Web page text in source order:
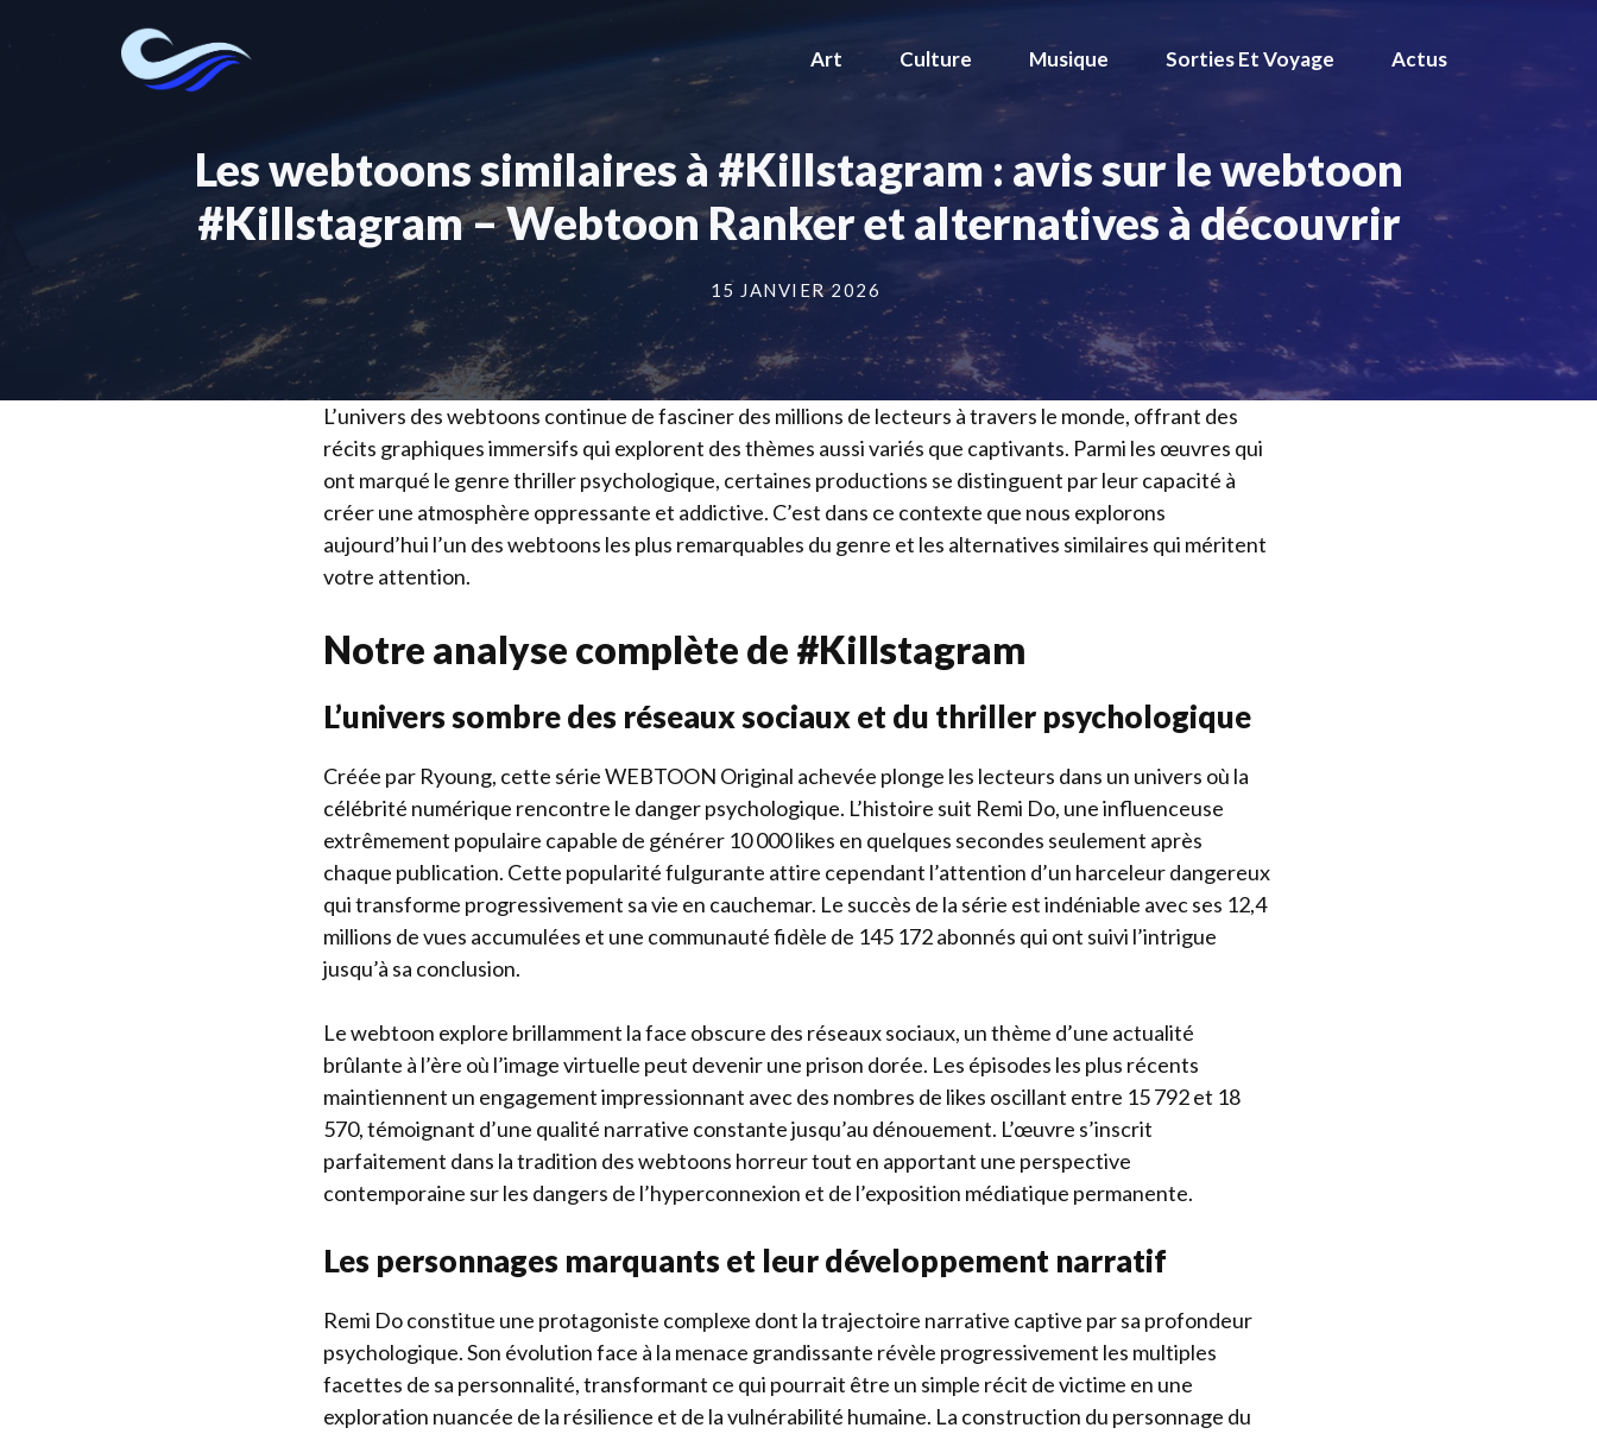
Art Culture Musique Sorties Et Voyage Actus
Les webtoons similaires à #Killstagram : avis sur le webtoon
#Killstagram – Webtoon Ranker et alternatives à découvrir
15 JANVIER 2026
L’univers des webtoons continue de fasciner des millions de lecteurs à travers le monde, offrant des
récits graphiques immersifs qui explorent des thèmes aussi variés que captivants. Parmi les œuvres qui
ont marqué le genre thriller psychologique, certaines productions se distinguent par leur capacité à
créer une atmosphère oppressante et addictive. C’est dans ce contexte que nous explorons
aujourd’hui l’un des webtoons les plus remarquables du genre et les alternatives similaires qui méritent
votre attention.
Notre analyse complète de #Killstagram
L’univers sombre des réseaux sociaux et du thriller psychologique
Créée par Ryoung, cette série WEBTOON Original achevée plonge les lecteurs dans un univers où la
célébrité numérique rencontre le danger psychologique. L’histoire suit Remi Do, une influenceuse
extrêmement populaire capable de générer 10 000 likes en quelques secondes seulement après
chaque publication. Cette popularité fulgurante attire cependant l’attention d’un harceleur dangereux
qui transforme progressivement sa vie en cauchemar. Le succès de la série est indéniable avec ses 12,4
millions de vues accumulées et une communauté fidèle de 145 172 abonnés qui ont suivi l’intrigue
jusqu’à sa conclusion.
Le webtoon explore brillamment la face obscure des réseaux sociaux, un thème d’une actualité
brûlante à l’ère où l’image virtuelle peut devenir une prison dorée. Les épisodes les plus récents
maintiennent un engagement impressionnant avec des nombres de likes oscillant entre 15 792 et 18
570, témoignant d’une qualité narrative constante jusqu’au dénouement. L’œuvre s’inscrit
parfaitement dans la tradition des webtoons horreur tout en apportant une perspective
contemporaine sur les dangers de l’hyperconnexion et de l’exposition médiatique permanente.
Les personnages marquants et leur développement narratif
Remi Do constitue une protagoniste complexe dont la trajectoire narrative captive par sa profondeur
psychologique. Son évolution face à la menace grandissante révèle progressivement les multiples
facettes de sa personnalité, transformant ce qui pourrait être un simple récit de victime en une
exploration nuancée de la résilience et de la vulnérabilité humaine. La construction du personnage du